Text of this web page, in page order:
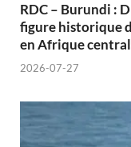
RDC – Burundi :
figure historique
en Afrique
2026-07-27